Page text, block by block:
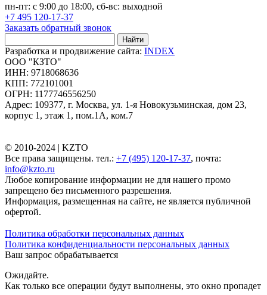
пн-пт: с 9:00 до 18:00, сб-вс: выходной
+7 495 120-17-37
Заказать обратный звонок
Найти
Разработка и продвижение сайта: INDEX
ООО "КЗТО"
ИНН: 9718068636
КПП: 772101001
ОГРН: 1177746556250
Адрес: 109377, г. Москва, ул. 1-я Новокузьминская, дом 23,
корпус 1, этаж 1, пом.1А, ком.7
© 2010-2024 | KZTO
Все права защищены. тел.: +7 (495) 120-17-37, почта:
info@kzto.ru
Любое копирование информации не для нашего промо
запрещено без письменного разрешения.
Информация, размещенная на сайте, не является публичной
офертой.
Политика обработки персональных данных
Политика конфиденциальности персональных данных
Ваш запрос обрабатывается
Ожидайте.
Как только все операции будут выполнены, это окно пропадет